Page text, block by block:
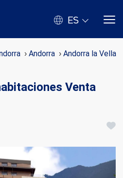
ES
Andorra
Andorra la Vella
Venta